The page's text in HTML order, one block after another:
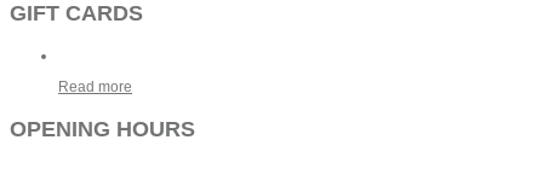
GIFT CARDS
Read more
OPENING HOURS